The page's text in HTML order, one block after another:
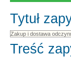
Tytuł
Treść